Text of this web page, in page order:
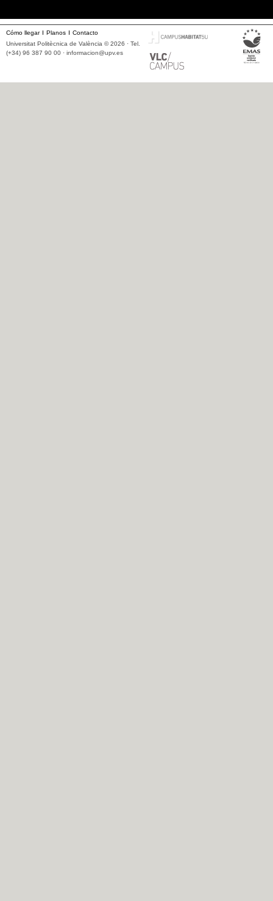
Cómo llegar Planos
Contacto
Universitat Politècnica de València © 2026 · Tel.
(+34) 96 387 90 00 · informacion@upv.es